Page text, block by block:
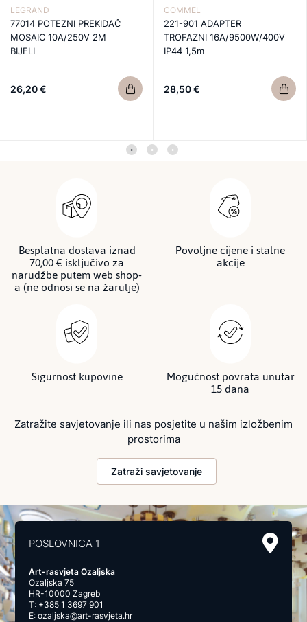
LEGRAND
77014 POTEZNI PREKIDAČ
MOSAIC 10A/250V 2M
BIJELI
26,20 €
COMMEL
221-901 ADAPTER
TROFAZNI 16A/9500W/400V
IP44 1,5m
28,50 €
Besplatna dostava iznad
70,00 € isključivo za
narudžbe putem web shop-
a (ne odnosi se na žarulje)
Povoljne cijene i stalne
akcije
Sigurnost kupovine Mogućnost povrata unutar
15 dana
Zatražite savjetovanje ili nas posjetite u našim izložbenim
prostorima
Zatraži savjetovanje
POSLOVNICA 1
Art-rasvjeta Ozaljska
Ozaljska 75
HR-10000 Zagreb
T: +385 1 3697 901
E:ozaljska@art-rasvjeta.hr